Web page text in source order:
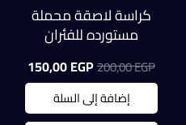
كراسة لاصقة محملة
مستورده للفئران
( 5 قطع )
200,00EGP السعر
الأصلي
هو:
200,00 EGP.
150,00EGP
الحالي
150,00 EGP.
إضافة إلى السلة